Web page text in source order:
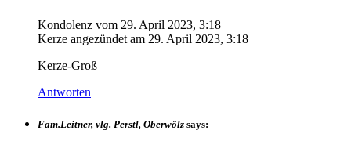
Kondolenz vom 29. April 2023, 3:18
Kerze angezündet am 29. April 2023, 3:18
Kerze-Groß
Antworten
Fam.Leitner, vlg. Perstl, Oberwölz says: